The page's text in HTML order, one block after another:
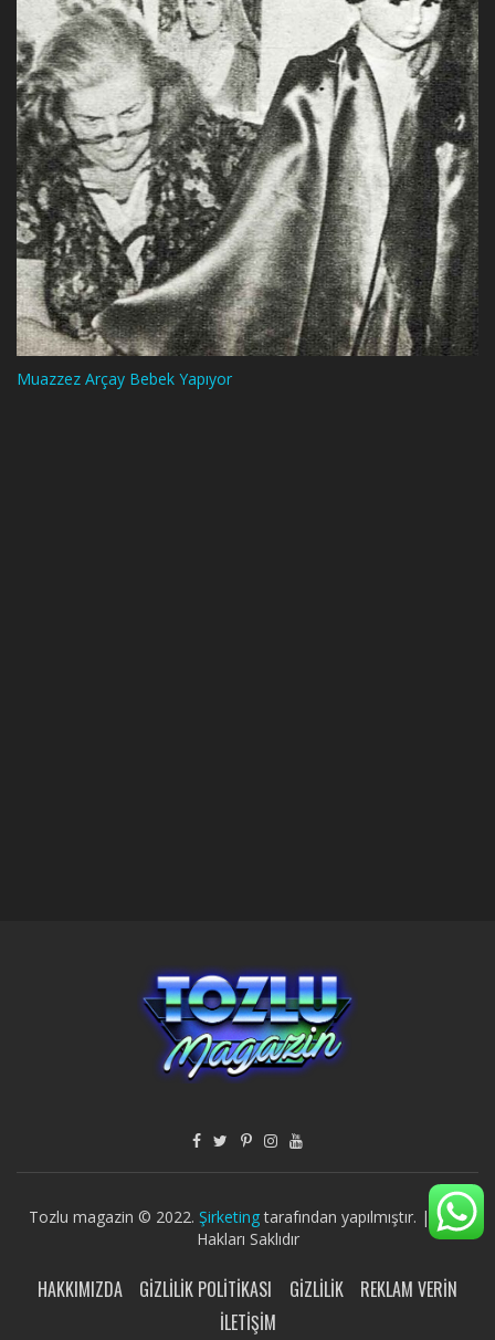
Muazzez Arçay Bebek Yapıyor
Tozlu magazin © 2022. Şirketingtarafından yapılmıştır. | Tüm
Hakları Saklıdır
HAKKIMIZDA GIZLILIK POLITIKASI GIZLILIK
REKLAM VERIN
İLETIŞIM